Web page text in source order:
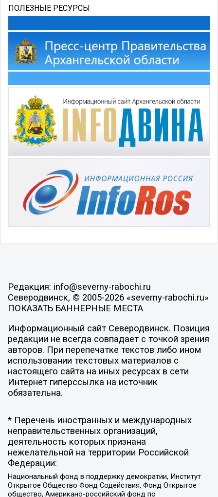
ПОЛЕЗНЫЕ РЕСУРСЫ
Редакция: info@severny-rabochi.ru
Северодвинск, © 2005-2026 «severny-rabochi.ru»
ПОКАЗАТЬ БАННЕРНЫЕ МЕСТА
Информационный сайт Северодвинск. Позиция
редакции не всегда совпадает с точкой зрения
авторов. При перепечатке текстов либо ином
использовании текстовых материалов с
настоящего сайта на иных ресурсах в сети
Интернет гиперссылка на источник
обязательна.
* Перечень иностранных и международных
неправительственных организаций,
деятельность которых признана
нежелательной на территории Российской
Федерации:
Национальный фонд в поддержку демократии, Институт
Открытое Общество Фонд Содействия, Фонд Открытое
общество, Американо-российский фонд по